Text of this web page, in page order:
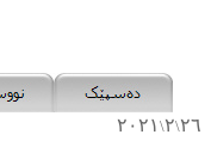
٢٦\٢\ ٢٠٢١